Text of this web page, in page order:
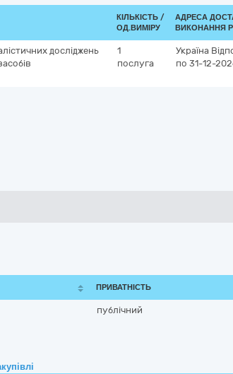
КІЛЬКІСТЬ /
ОД.ВИМІРУ
АДРЕСА
ВИКОНАННЯ
досліджень
1
послуга
Україна
по 31-12-
ПРИВАТНІСТЬ
публічний